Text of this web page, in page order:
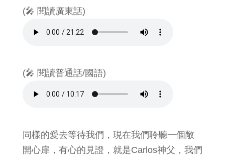
(🎤 閱讀廣東話)
(🎤 閱讀普通話/國語)
同樣的愛去等待我們，現在我們聆聽一個敞
開心扉，有心的見證，就是Carlos神父，我們